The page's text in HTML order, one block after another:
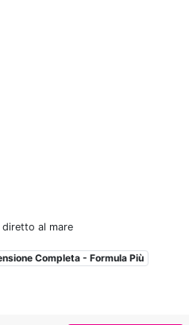
diretto al mare
Completa - Formula Più